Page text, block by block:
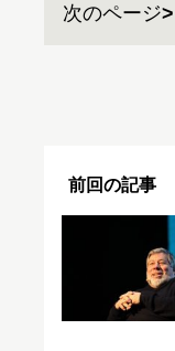
次のページ
前回の記事